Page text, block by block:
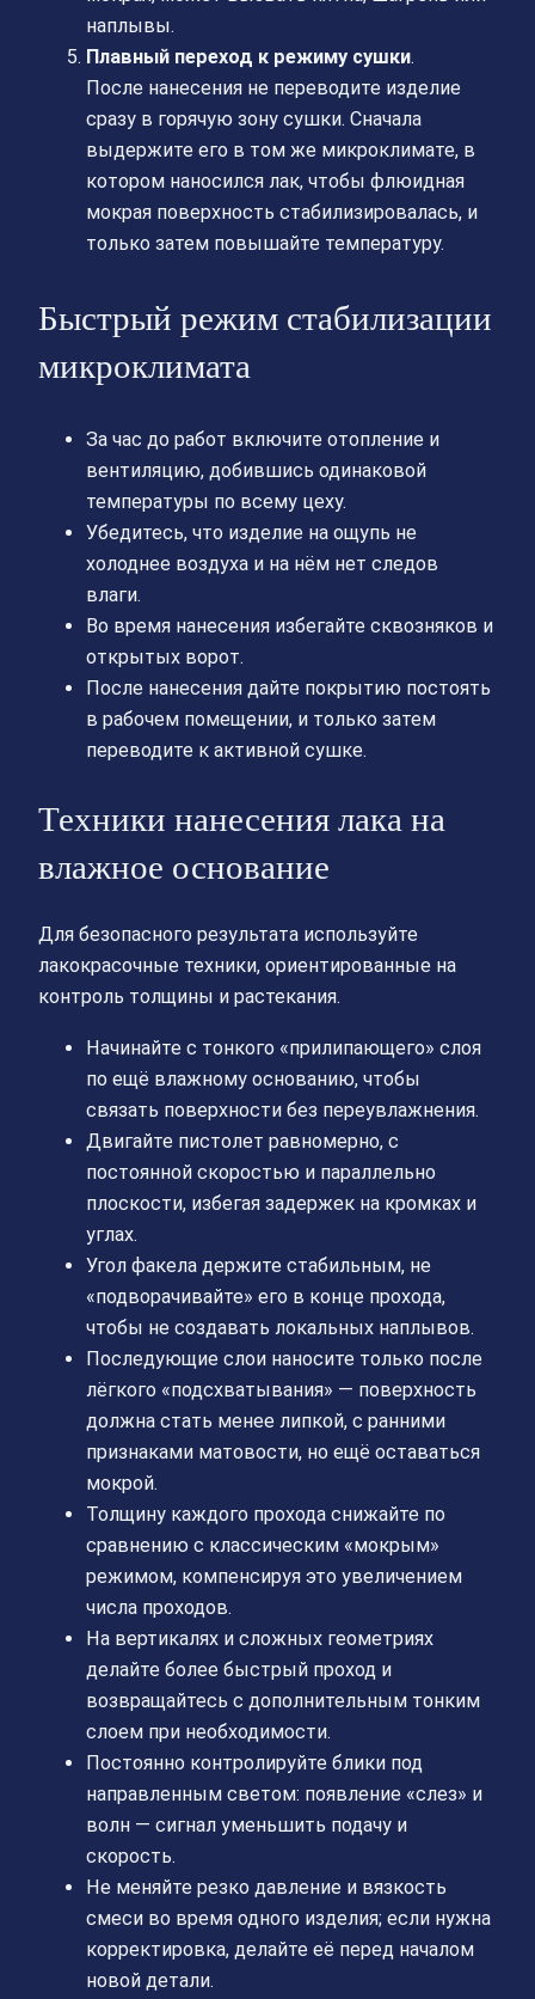
наплывы.
Плавный переход к режиму сушки.
После нанесения не переводите изделие
сразу в горячую зону сушки. Сначала
выдержите его в том же микроклимате, в
котором наносился лак, чтобы флюидная
мокрая поверхность стабилизировалась, и
только затем повышайте температуру.
Быстрый режим стабилизации
микроклимата
За час до работ включите отопление и
вентиляцию, добившись одинаковой
температуры по всему цеху.
Убедитесь, что изделие на ощупь не
холоднее воздуха и на нём нет следов
влаги.
Во время нанесения избегайте сквозняков и
открытых ворот.
После нанесения дайте покрытию постоять
в рабочем помещении, и только затем
переводите к активной сушке.
Техники нанесения лака на
влажное основание
Для безопасного результата используйте
лакокрасочные техники, ориентированные на
контроль толщины и растекания.
Начинайте с тонкого «прилипающего» слоя
по ещё влажному основанию, чтобы
связать поверхности без переувлажнения.
Двигайте пистолет равномерно, с
постоянной скоростью и параллельно
плоскости, избегая задержек на кромках и
углах.
Угол факела держите стабильным, не
«подворачивайте» его в конце прохода,
чтобы не создавать локальных наплывов.
Последующие слои наносите только после
лёгкого «подсхватывания» — поверхность
должна стать менее липкой, с ранними
признаками матовости, но ещё оставаться
мокрой.
Толщину каждого прохода снижайте по
сравнению с классическим «мокрым»
режимом, компенсируя это увеличением
числа проходов.
На вертикалях и сложных геометриях
делайте более быстрый проход и
возвращайтесь с дополнительным тонким
слоем при необходимости.
Постоянно контролируйте блики под
направленным светом: появление «слез» и
волн — сигнал уменьшить подачу и
скорость.
Не меняйте резко давление и вязкость
смеси во время одного изделия; если нужна
корректировка, делайте её перед началом
новой детали.